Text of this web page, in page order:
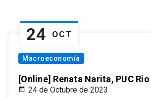
24 OCT
Macroeconomía
[Online] Renata Narita, PUC Rio
24 de Octubre de 2023